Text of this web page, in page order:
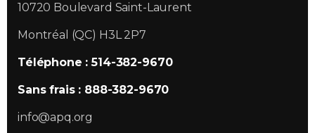
10720 Boulevard Saint-Laurent
Montréal (QC) H3L 2P7
Téléphone : 514-382-9670
Sans frais : 888-382-9670
info@apq.org